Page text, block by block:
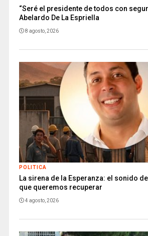
“Seré el presidente de todos con
Abelardo De La Espriella
8 agosto, 2026
POLITICA
La sirena de la Esperanza: el sonido
que queremos recuperar
4 agosto, 2026